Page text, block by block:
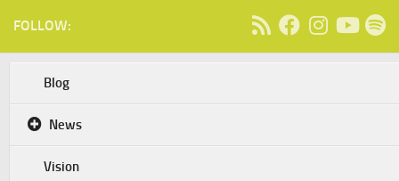
FOLLOW:
Blog
News
Vision